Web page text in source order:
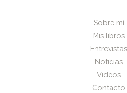
Sobre mí
Mis libros
Entrevistas
Noticias
Videos
Contacto